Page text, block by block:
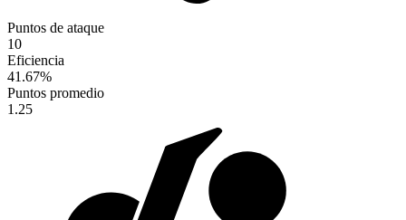
Puntos de ataque
10
Eficiencia
41.67%
Puntos promedio
1.25